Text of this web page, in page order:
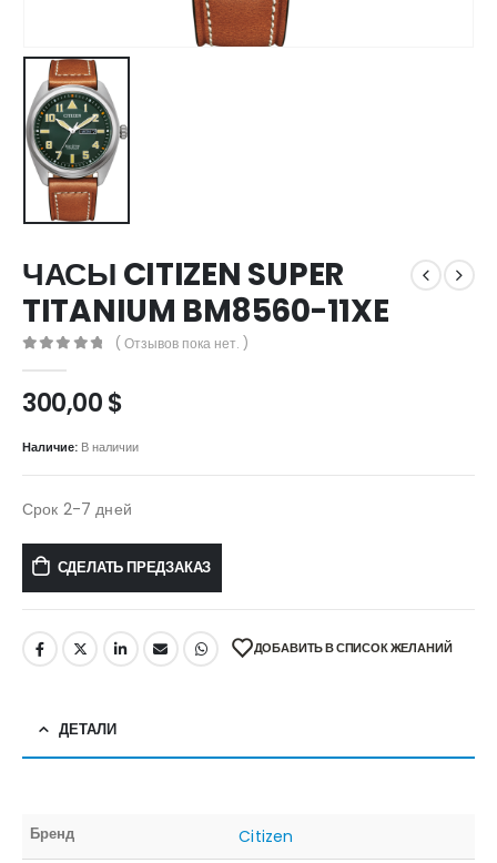
ЧАСЫ CITIZEN SUPER
TITANIUM BM8560-11XE
( Отзывов пока нет. )
300,00$
Наличие: В наличии
Срок 2-7 дней
СДЕЛАТЬ ПРЕДЗАКАЗ
ДОБАВИТЬ В СПИСОК ЖЕЛАНИЙ
ДЕТАЛИ
Бренд Citizen